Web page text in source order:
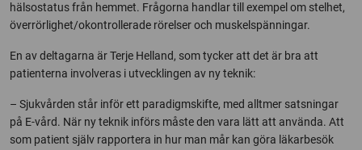
hälsostatus från hemmet. Frågorna handlar till exempel om stelhet,
överrörlighet/okontrollerade rörelser och muskelspänningar.
En av deltagarna är Terje Helland, som tycker att det är bra att
patienterna involveras i utvecklingen av ny teknik:
– Sjukvården står inför ett paradigmskifte, med alltmer satsningar
på E-vård. När ny teknik införs måste den vara lätt att använda. Att
som patient själv rapportera in hur man mår kan göra läkarbesök